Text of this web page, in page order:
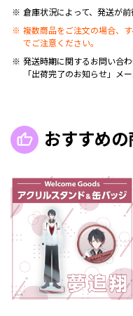
倉庫状況によって、発送が前
複数商品をご注文の場合、
でご注意ください。
発送時期に関するお問い合
「出荷完了のお知らせ」メ
おすすめの